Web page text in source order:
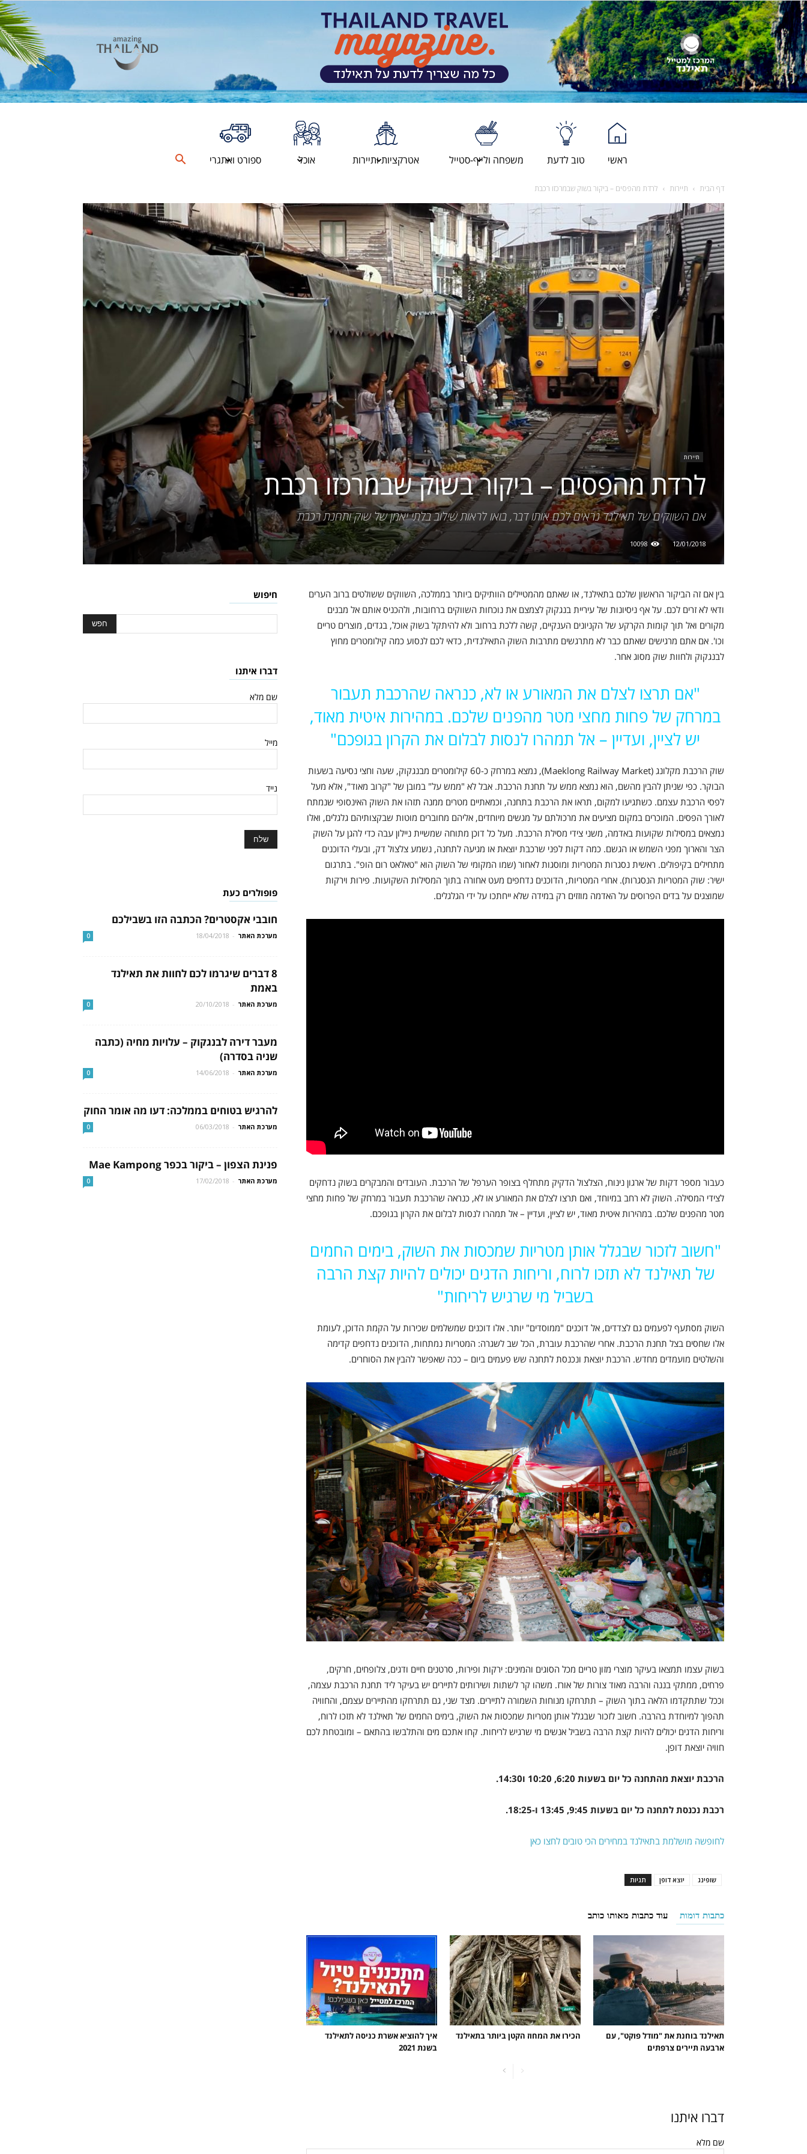
לתאילנד
ראשי טוב לדעת משפחה ולייף-סטייל אטרקציות ותיירות אוכל ספורט ואתגרי
דף הבית תיירות לרדת מהפסים – ביקור בשוק שבמרכזו רכבת
תיירות
לרדת מהפסים – ביקור בשוק שבמרכזו רכבת
אם השווקים של תאילנד נראים לכם אותו דבר, בואו לראות שילוב בלתי יאמן של שוק ותחנת רכבת
12/01/2018
10098
בין אם זה הביקור הראשון שלכם בתאילנד, או שאתם מהמטיילים הוותיקים ביותר בממלכה, השווקים ששולטים ברוב הערים
ודאי לא זרים לכם. על אף ניסיונות של עיריית בנגקוק לצמצם את נוכחות השווקים ברחובות, ולהכניס אותם אל מבנים
מקורים ואל תוך קומות הקרקע של הקניונים הענקיים, קשה ללכת ברחוב ולא להיתקל בשוק אוכל, בגדים, מוצרים טריים
וכו'. אם אתם מרגישים שאתם כבר לא מתרגשים מתרבות השוק התאילנדית, כדאי לכם לנסוע כמה קילומטרים מחוץ
לבנגקוק ולחוות שוק מסוג אחר.
"אם תרצו לצלם את המאורע או לא, כנראה שהרכבת תעבור
במרחק של פחות מחצי מטר מהפנים שלכם. במהירות איטית מאוד,
יש לציין, ועדיין – אל תמהרו לנסות לבלום את הקרון בגופכם"
שוק הרכבת מקלונג (Maeklong Railway Market), נמצא במרחק כ-60 קילומטרים מבנגקוק, שעה וחצי נסיעה בשעות
הבוקר. כפי שניתן להבין מהשם, הוא נמצא ממש על תחנת הרכבת. אבל לא "ממש על" במובן של "קרוב מאוד", אלא מעל
לפסי הרכבת עצמם. כשתגיעו למקום, תראו את הרכבת בתחנה, וכמאתיים מטרים ממנה תזהו את השוק האינסופי שנמתח
לאורך הפסים. המוכרים במקום מציעים את מרכולתם על מגשים מיוחדים, אליהם מחוברים מוטות שבקצותיהם גלגלים, ואלו
נמצאים במסילות שקועות באדמה, משני צידי מסילת הרכבת. מעל כל דוכן מתוחה שמשיית ניילון עבה כדי להגן על השוק
הצר והארוך מפני השמש או הגשם. כמה דקות לפני שרכבת יוצאת או מגיעה לתחנה, נשמע צלצול דק, ובעלי הדוכנים
מתחילים בקיפולים. ראשית נסגרות המטריות ומוסגות לאחור (שמו המקומי של השוק הוא "טאלאט רום הופ". בתרגום
ישיר: שוק המטריות הנסגרות). אחרי המטריות, הדוכנים נדחפים מעט אחורה בתוך המסילות השקועות. פירות וירקות
שמוצגים על בדים הפרוסים על האדמה מוזזים רק במידה שלא ייחתכו על ידי הגלגלים.
כעבור מספר דקות של ארגון נינוח, הצלצול הדקיק מתחלף בצופר הערפל של הרכבת. העובדים והמבקרים בשוק נדחקים
לצידי המסילה. השוק לא רחב במיוחד, ואם תרצו לצלם את המאורע או לא, כנראה שהרכבת תעבור במרחק של פחות מחצי
מטר מהפנים שלכם. במהירות איטית מאוד, יש לציין, ועדיין – אל תמהרו לנסות לבלום את הקרון בגופכם.
"חשוב לזכור שבגלל אותן מטריות שמכסות את השוק, בימים החמים
של תאילנד לא תזכו לרוח, וריחות הדגים יכולים להיות קצת הרבה
בשביל מי שרגיש לריחות"
השוק מסתעף לפעמים גם לצדדים, אל דוכנים "ממוסדים" יותר. אלו דוכנים שמשלמים שכירות על הקמת הדוכן, לעומת
אלו שחסים בצל תחנת הרכבת. אחרי שהרכבת עוברת, הכל שב לשגרה: המטריות נמתחות, הדוכנים נדחפים קדימה
והשלטים מועמדים מחדש. הרכבת יוצאת ונכנסת לתחנה שש פעמים ביום – ככה שאפשר להבין את הסוחרים.
בשוק עצמו תמצאו בעיקר מוצרי מזון טריים מכל הסוגים והמינים: ירקות ופירות, סרטנים חיים ודגים, צלופחים, חרקים,
פרחים, ממתקי בננה והרבה מאוד צורות של אורז. משהו קר לשתות ושירותים לתיירים יש בעיקר ליד תחנת הרכבת עצמה,
וככל שתתקדמו הלאה בתוך השוק – תתרחקו מנוחות השמורה לתיירים. מצד שני, גם תתרחקו מהתיירים עצמם, והחוויה
תהפוך למיוחדת בהרבה. חשוב לזכור שבגלל אותן מטריות שמכסות את השוק, בימים החמים של תאילנד לא תזכו לרוח,
וריחות הדגים יכולים להיות קצת הרבה בשביל אנשים מי שרגיש לריחות. קחו אתכם מים והתלבשו בהתאם – ומובטחת לכם
חוויה יוצאת דופן.
הרכבת יוצאת מהתחנה כל יום בשעות 6:20, 10:20 ו14:30.
רכבת נכנסת לתחנה כל יום בשעות 9:45, 13:45 ו-18:25.
לחופשה מושלמת בתאילנד במחירים הכי טובים לחצו כאן
תגיות יוצא דופן שופינג
כתבות דומות עוד כתבות מאותו כותב
איך להוציא אשרת כניסה לתאילנד
בשנת 2021
הכירו את המחוז הקטן ביותר בתאילנד
תאילנד בוחנת את "מודל פוקט", עם
ארבעה תיירים צרפתים
דברו איתנו
שם מלא
חיפוש
דברו איתנו
שם מלא
מייל
נייד
פופולרים כעת
חובבי אקסטרים? הכתבה הזו בשבילכם
מערכת האתר -
18/04/2018
0
8 דברים שיגרמו לכם לחוות את תאילנד
באמת
מערכת האתר -
20/10/2018
0
מעבר דירה לבנגקוק – עלויות מחיה (כתבה
שניה בסדרה)
מערכת האתר -
14/06/2018
0
להרגיש בטוחים בממלכה: דעו מה אומר החוק
מערכת האתר -
06/03/2018
0
פנינת הצפון – ביקור בכפר Mae Kampong
מערכת האתר -
17/02/2018
0